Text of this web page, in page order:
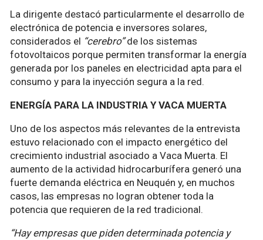
La dirigente destacó particularmente el desarrollo de
electrónica de potencia e inversores solares,
considerados el “cerebro”de los sistemas
fotovoltaicos porque permiten transformar la energía
generada por los paneles en electricidad apta para el
consumo y para la inyección segura a la red.
ENERGÍA PARA LA INDUSTRIA Y VACA MUERTA
Uno de los aspectos más relevantes de la entrevista
estuvo relacionado con el impacto energético del
crecimiento industrial asociado a Vaca Muerta. El
aumento de la actividad hidrocarburífera generó una
fuerte demanda eléctrica en Neuquén y, en muchos
casos, las empresas no logran obtener toda la
potencia que requieren de la red tradicional.
“Hay empresas que piden determinada potencia y